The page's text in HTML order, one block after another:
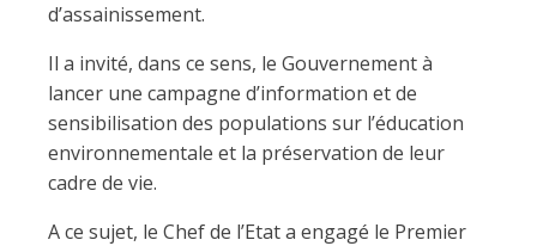
d’assainissement.
Il a invité, dans ce sens, le Gouvernement à
lancer une campagne d’information et de
sensibilisation des populations sur l’éducation
environnementale et la préservation de leur
cadre de vie.
A ce sujet, le Chef de l’Etat a engagé le Premier